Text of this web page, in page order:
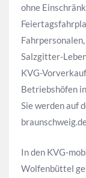
ohne
Salzgitter-
KVG-
Betriebshöfen
Sie werden auf
In den KVG-
Wolfenbüttel